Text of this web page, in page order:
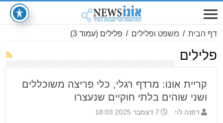
דף הבית / משפט ופלילים / פלילים (עמוד 3)
פלילים
קריית אונו: מרדף רגלי, כלי פריצה משוכללים
ושני שוהים בלתי חוקיים שנעצרו
דפנה לוי 7 דצמבר 2025 18:03